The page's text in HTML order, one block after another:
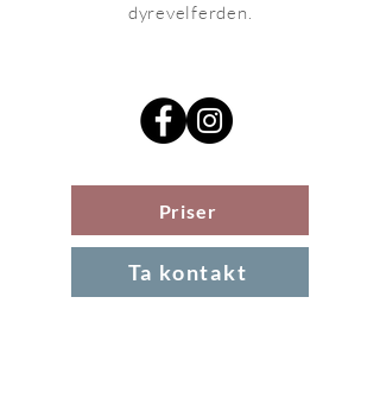
dyrevelferden.
Priser
Ta kontakt